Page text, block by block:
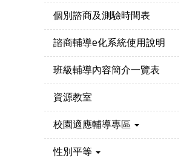
個別諮商及測驗時間表
諮商輔導e化系統使用說明
班級輔導內容簡介一覽表
資源教室
校園適應輔導專區
性別平等